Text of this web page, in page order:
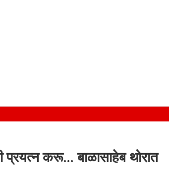
प्रयत्न करू… बाळासाहेब थोरात